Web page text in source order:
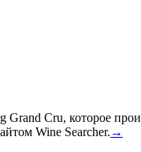
Cru, которое
Wine Searcher. →